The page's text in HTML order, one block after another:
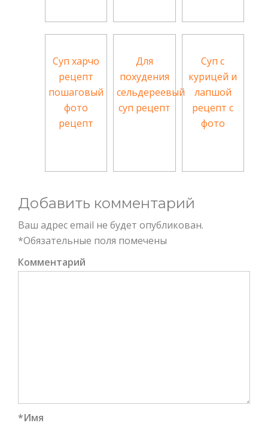
Суп харчо
рецепт
пошаговый
фото
рецепт
Для
похудения
сельдереевый
суп рецепт
Суп с
курицей и
лапшой
рецепт с
фото
Добавить комментарий
Ваш адрес email не будет опубликован.
Обязательные поля помечены
*
Комментарий
Имя
*